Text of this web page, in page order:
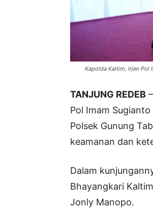
Kapolda Kaltim, Irjen Pol
TANJUNG REDEB
Pol Imam
Polsek Gunung
keamanan dan
Dalam
Bhayangkari
Jonly Manopo.